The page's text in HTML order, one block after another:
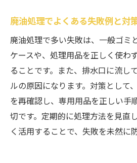
廃油処理でよくある失敗例と対
廃油処理で多い失敗は、一般ゴミ
ケースや、処理用品を正しく使わ
ることです。また、排水口に流し
ルの原因になります。対策として
を再確認し、専用用品を正しい手
切です。定期的に処理方法を見直
く活用することで、失敗を未然に